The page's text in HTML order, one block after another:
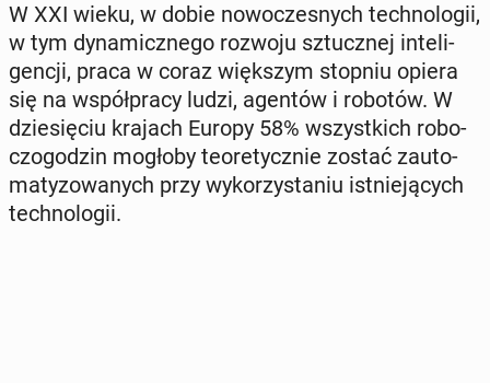
W XXI wieku, w dobie no­wo­cze­snych tech­no­lo­gii,
w tym dy­na­micz­ne­go rozwoju sztucz­nej in­te­li­
gen­cji, praca w coraz więk­szym stopniu opiera
się na współ­pra­cy ludzi, agentów i robotów. W
dzie­się­ciu krajach Europy 58% wszyst­kich ro­bo­
czo­go­dzin mogłoby teo­re­tycz­nie zostać zauto­
ma­ty­zo­wa­nych przy wy­ko­rzy­sta­niu ist­nie­ją­cych
tech­no­lo­gii.